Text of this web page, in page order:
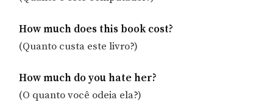
How much does this book cost?
(Quanto custa este livro?)
How much do you hate her?
(O quanto você odeia ela?)